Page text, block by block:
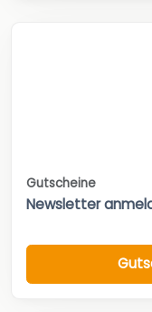
Gutscheine
Newsletter